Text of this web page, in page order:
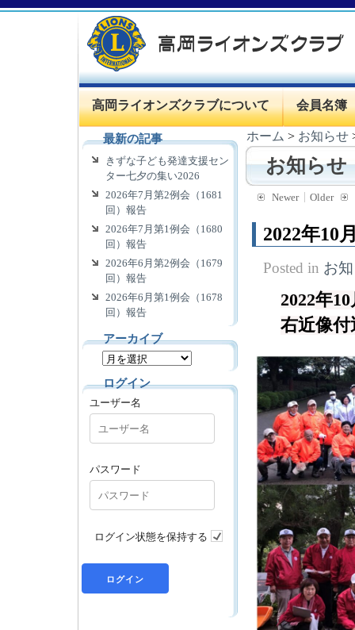
高岡ライオンズクラブについて 会員名簿
ホーム > お知らせ
お知らせ
Newer Older
2022年10
Posted in お
2022年
右近像付
最新の記事
きずな子ども発達支援セン
ター七夕の集い2026
2026年7月第2例会（1681
回）報告
2026年7月第1例会（1680
回）報告
2026年6月第2例会（1679
回）報告
2026年6月第1例会（1678
回）報告
アーカイブ
ログイン
ユーザー名
パスワード
ログイン状態を保持する